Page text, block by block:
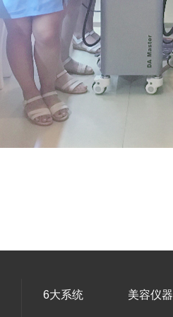
6大系统 美容仪器